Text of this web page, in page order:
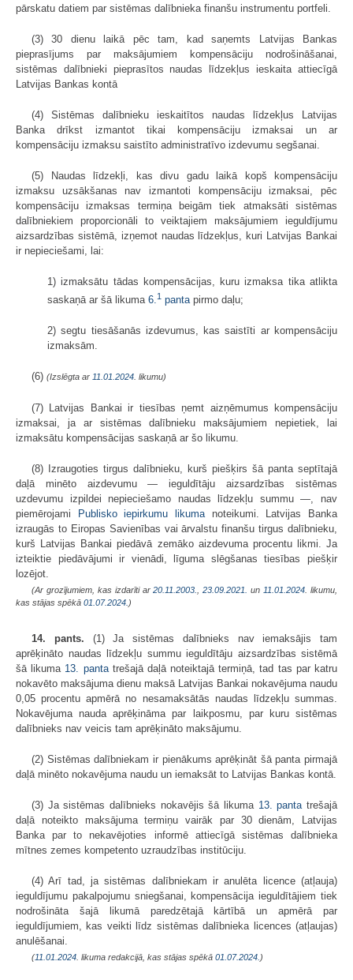
pārskatu datiem par sistēmas dalībnieka finanšu instrumentu portfeli.
(3) 30 dienu laikā pēc tam, kad saņemts Latvijas Bankas
pieprasījums par maksājumiem kompensāciju nodrošināšanai,
sistēmas dalībnieki pieprasītos naudas līdzekļus ieskaita attiecīgā
Latvijas Bankas kontā
(4) Sistēmas dalībnieku ieskaitītos naudas līdzekļus Latvijas
Banka drīkst izmantot tikai kompensāciju izmaksai un ar
kompensāciju izmaksu saistīto administratīvo izdevumu segšanai.
(5) Naudas līdzekļi, kas divu gadu laikā kopš kompensāciju
izmaksu uzsākšanas nav izmantoti kompensāciju izmaksai, pēc
kompensāciju izmaksas termiņa beigām tiek atmaksāti sistēmas
dalībniekiem proporcionāli to veiktajiem maksājumiem ieguldījumu
aizsardzības sistēmā, izņemot naudas līdzekļus, kuri Latvijas Bankai
ir nepieciešami, lai:
1) izmaksātu tādas kompensācijas, kuru izmaksa tika atlikta
saskaņā ar šā likuma 6.1 pantapirmo daļu;
2) segtu tiesāšanās izdevumus, kas saistīti ar kompensāciju
izmaksām.
(6) (Izslēgta ar 11.01.2024 . likumu)
(7) Latvijas Bankai ir tiesības ņemt aizņēmumus kompensāciju
izmaksai, ja ar sistēmas dalībnieku maksājumiem nepietiek, lai
izmaksātu kompensācijas saskaņā ar šo likumu.
(8) Izraugoties tirgus dalībnieku, kurš piešķirs šā panta septītajā
daļā minēto aizdevumu — ieguldītāju aizsardzības sistēmas
uzdevumu izpildei nepieciešamo naudas līdzekļu summu —, nav
piemērojami
Publisko iepirkumu likumanoteikumi. Latvijas Banka
izraugās to Eiropas Savienības vai ārvalstu finanšu tirgus dalībnieku,
kurš Latvijas Bankai piedāvā zemāko aizdevuma procentu likmi. Ja
izteiktie piedāvājumi ir vienādi, līguma slēgšanas tiesības piešķir
lozējot.
(Ar grozījumiem, kas izdarīti ar20.11.2003. ,23.09.2021. un 11.01.2024 . likumu,
kas stājas spēkā 01.07.2024. )
14. pants. (1) Ja sistēmas dalībnieks nav iemaksājis tam
aprēķināto naudas līdzekļu summu ieguldītāju aizsardzības sistēmā
šā likuma 13. pantatrešajā daļā noteiktajā termiņā, tad tas par katru
nokavēto maksājuma dienu maksā Latvijas Bankai nokavējuma naudu
0,05 procentu apmērā no nesamaksātās naudas līdzekļu summas.
Nokavējuma nauda aprēķināma par laikposmu, par kuru sistēmas
dalībnieks nav veicis tam aprēķināto maksājumu.
(2) Sistēmas dalībniekam ir pienākums aprēķināt šā panta pirmajā
daļā minēto nokavējuma naudu un iemaksāt to Latvijas Bankas kontā.
(3) Ja sistēmas dalībnieks nokavējis šā likuma 13. pantatrešajā
daļā noteikto maksājuma termiņu vairāk par 30 dienām, Latvijas
Banka par to nekavējoties informē attiecīgā sistēmas dalībnieka
mītnes zemes kompetento uzraudzības institūciju.
(4) Arī tad, ja sistēmas dalībniekam ir anulēta licence (atļauja)
ieguldījumu pakalpojumu sniegšanai, kompensācija ieguldītājiem tiek
nodrošināta šajā likumā paredzētajā kārtībā un apmērā par
ieguldījumiem, kas veikti līdz sistēmas dalībnieka licences (atļaujas)
anulēšanai.
(11.01.2024 . likuma redakcijā, kas stājas spēkā 01.07.2024. )